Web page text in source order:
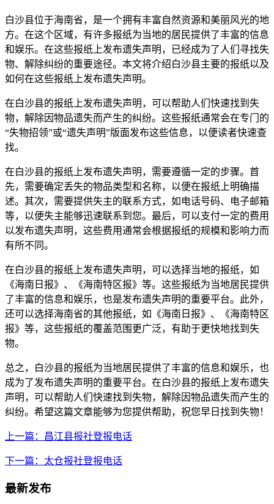
白沙县位于海南省，是一个拥有丰富自然资源和美丽风光的地
方。在这个区域，有许多报纸为当地的居民提供了丰富的信息
和娱乐。在这些报纸上发布遗失声明，已经成为了人们寻找失
物、解除纠纷的重要途径。本文将介绍白沙县主要的报纸以及
如何在这些报纸上发布遗失声明。
在白沙县的报纸上发布遗失声明，可以帮助人们快速找到失
物，解除因物品遗失而产生的纠纷。这些报纸通常会在专门的
“失物招领”或“遗失声明”版面发布这些信息，以便读者快速查
找。
在白沙县的报纸上发布遗失声明，需要遵循一定的步骤。首
先，需要确定丢失的物品类型和名称，以便在报纸上明确描
述。其次，需要提供失主的联系方式，如电话号码、电子邮箱
等，以便失主能够迅速联系到您。最后，可以支付一定的费用
以发布遗失声明，这些费用通常会根据报纸的规模和影响力而
有所不同。
在白沙县的报纸上发布遗失声明，可以选择当地的报纸，如
《海南日报》、《海南特区报》等。这些报纸为当地居民提供
了丰富的信息和娱乐，也是发布遗失声明的重要平台。此外，
还可以选择海南省的其他报纸，如《海南日报》、《海南特区
报》等，这些报纸的覆盖范围更广泛，有助于更快地找到失
物。
总之，白沙县的报纸为当地居民提供了丰富的信息和娱乐，也
成为了发布遗失声明的重要平台。在白沙县的报纸上发布遗失
声明，可以帮助人们快速找到失物，解除因物品遗失而产生的
纠纷。希望这篇文章能够为您提供帮助，祝您早日找到失物！
上一篇：​昌江县报社登报电话
下一篇：太仓报社登报电话
最新发布